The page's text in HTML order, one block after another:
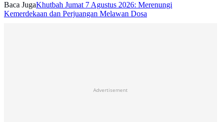
Baca JugaKhutbah Jumat 7 Agustus 2026: Merenungi
Kemerdekaan dan Perjuangan Melawan Dosa
Advertisement